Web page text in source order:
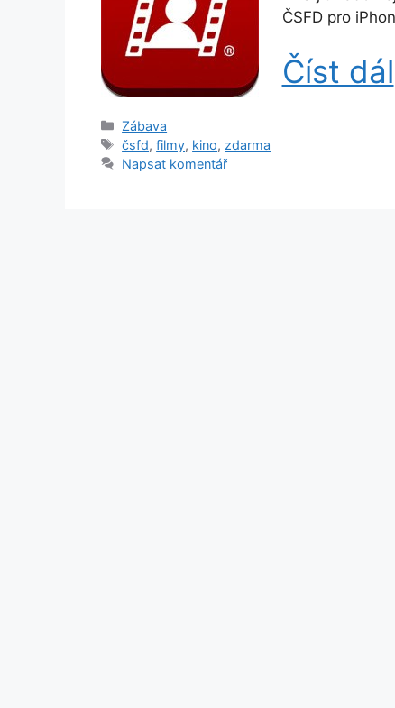
ČSFD pro
Číst dál
Rubriky
Zábava
Štítky
čsfd,filmy, kino, zdarma
Napsat komentář